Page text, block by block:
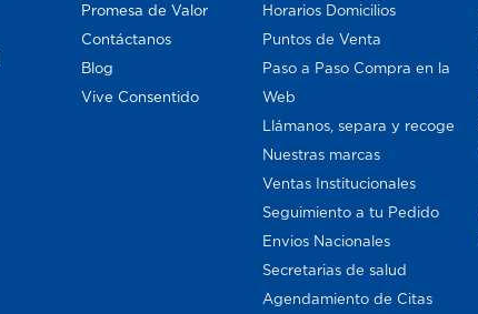
Promesa de Valor
Contáctanos
Blog
Vive Consentido
Horarios Domicilios
Puntos de Venta
Paso a Paso Compra en la
Web
Llámanos, separa y recoge
Nuestras marcas
Ventas Institucionales
Seguimiento a tu Pedido
Envios Nacionales
Secretarias de salud
Agendamiento de Citas